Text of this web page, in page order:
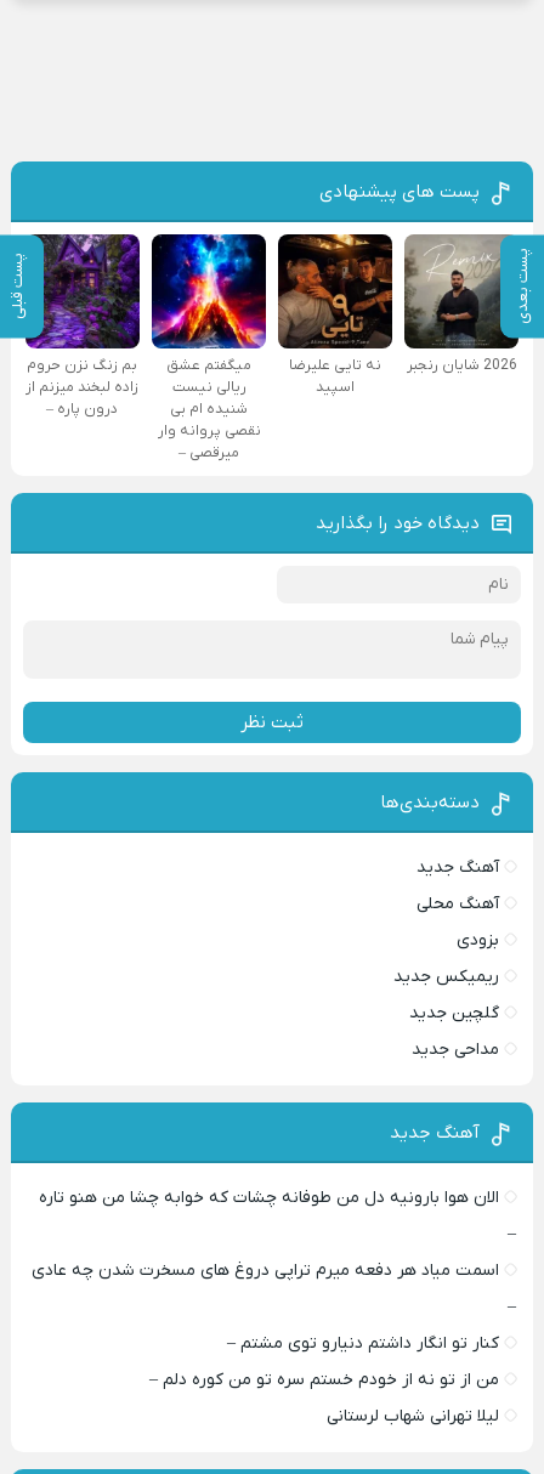
پست بعدی پست قبلی
پست های پیشنهادی
2026 شایان رنجبر
نه تایی علیرضا
اسپید
میگفتم عشق
ریالی نیست
شنیده ام بی
نقصی پروانه وار
میرقصی –
بم زنگ نزن حروم
زاده لبخند میزنم از
درون پاره –
دیدگاه خود را بگذارید
ثبت نظر
دسته‌بندی‌ها
آهنگ جدید
آهنگ محلی
بزودی
ریمیکس جدید
گلچین جدید
مداحی جدید
آهنگ جدید
الان هوا بارونیه دل من طوفانه چشات که خوابه چشا من هنو تاره
–
اسمت میاد هر دفعه میرم تراپی دروغ‌ های مسخرت شدن چه عادی
–
کنار تو انگار داشتم دنیارو توی مشتم –
من از تو نه از خودم خستم سره تو من کوره دلم –
لیلا تهرانی شهاب لرستانی